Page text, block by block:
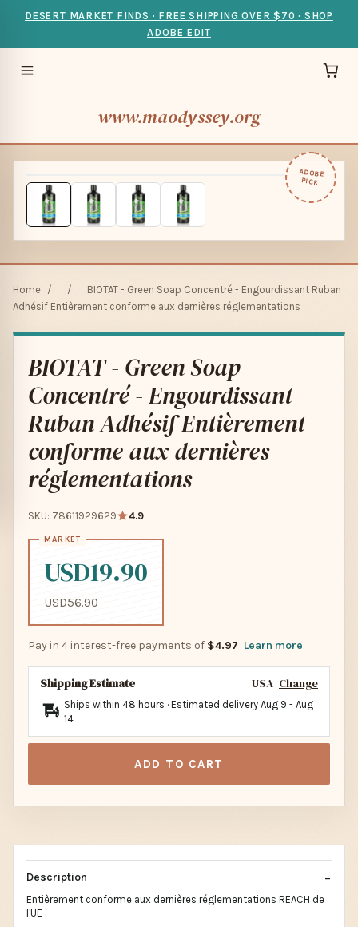
DESERT MARKET FINDS · FREE SHIPPING OVER $70 · SHOP
ADOBE EDIT
www.maodyssey.org
ADOBE
PICK
Home / /
BIOTAT - Green Soap Concentré - Engourdissant Ruban
Adhésif Entièrement conforme aux dernières réglementations
BIOTAT - Green Soap
Concentré - Engourdissant
Ruban Adhésif Entièrement
conforme aux dernières
réglementations
SKU: 78611929629 4.9
USD19.90
USD56.90
Pay in 4 interest-free payments of $4.97 Learn more
Shipping Estimate USA Change
Ships within 48 hours · Estimated delivery Aug 9 - Aug
14
ADD TO CART
Description
Entièrement conforme aux dernières réglementations REACH de
l'UE